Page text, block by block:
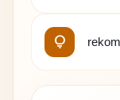
lightbulb